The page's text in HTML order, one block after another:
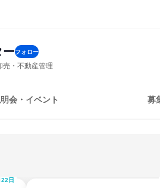
ーフォロー
売・不動産管理
会・イベント 募
日